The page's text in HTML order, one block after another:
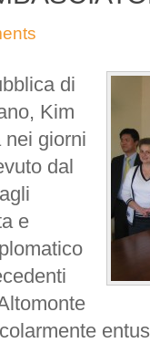
di
Kim
nei giorni
dal
e